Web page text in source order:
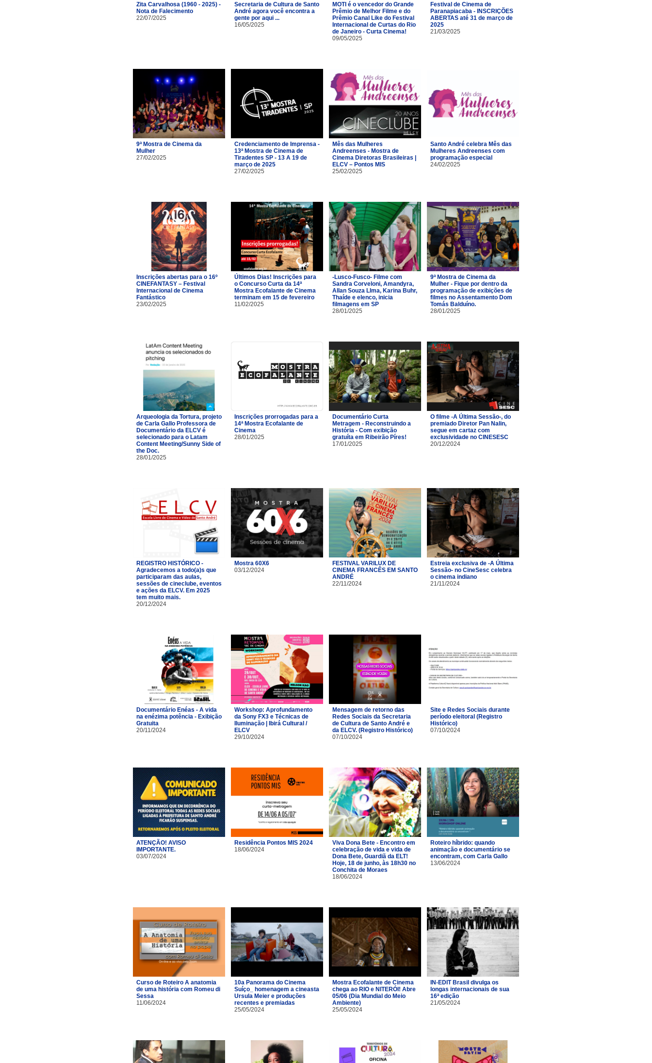
Zita Carvalhosa (1960 - 2025) -
Nota de Falecimento
22/07/2025
Secretaria de Cultura de Santo
André agora você encontra a
gente por aqui ...
16/05/2025
MOTI é o vencedor do Grande
Prêmio de Melhor Filme e do
Prêmio Canal Like do Festival
Internacional de Curtas do Rio
de Janeiro - Curta Cinema!
09/05/2025
Festival de Cinema de
Paranapiacaba - INSCRIÇÕES
ABERTAS até 31 de março de
2025
21/03/2025
9ª Mostra de Cinema da
Mulher
27/02/2025
Credenciamento de Imprensa -
13ª Mostra de Cinema de
Tiradentes SP - 13 A 19 de
março de 2025
27/02/2025
Mês das Mulheres
Andreenses - Mostra de
Cinema Diretoras Brasileiras |
ELCV – Pontos MIS
25/02/2025
Santo André celebra Mês das
Mulheres Andreenses com
programação especial
24/02/2025
Inscrições abertas para o 16º
CINEFANTASY – Festival
Internacional de Cinema
Fantástico
23/02/2025
Últimos Dias! Inscrições para
o Concurso Curta da 14ª
Mostra Ecofalante de Cinema
terminam em 15 de fevereiro
11/02/2025
-Lusco-Fusco- Filme com
Sandra Corveloni, Amandyra,
Allan Souza LIma, Karina Buhr,
Thaíde e elenco, inicia
filmagens em SP
28/01/2025
9ª Mostra de Cinema da
Mulher - Fique por dentro da
programação de exibições de
filmes no Assentamento Dom
Tomás Balduíno.
28/01/2025
Arqueologia da Tortura, projeto
de Carla Gallo Professora de
Documentário da ELCV é
selecionado para o Latam
Content Meeting/Sunny Side of
the Doc.
28/01/2025
Inscrições prorrogadas para a
14ª Mostra Ecofalante de
Cinema
28/01/2025
Documentário Curta
Metragem - Reconstruindo a
História - Com exibição
gratuíta em Ribeirão Píres!
17/01/2025
O filme -A Última Sessão-, do
premiado Diretor Pan Nalin,
segue em cartaz com
exclusividade no CINESESC
20/12/2024
REGISTRO HISTÓRICO -
Agradecemos a todo(a)s que
participaram das aulas,
sessões de cineclube, eventos
e ações da ELCV. Em 2025
tem muito mais.
20/12/2024
Mostra 60X6
03/12/2024
FESTIVAL VARILUX DE
CINEMA FRANCÊS EM SANTO
ANDRÉ
22/11/2024
Estreia exclusiva de -A Última
Sessão- no CineSesc celebra
o cinema indiano
21/11/2024
Documentário Enéas - A vida
na enézima potência - Exibição
Gratuita
20/11/2024
Workshop: Aprofundamento
da Sony FX3 e Técnicas de
Iluminação | Ibirá Cultural /
ELCV
29/10/2024
Mensagem de retorno das
Redes Sociais da Secretaria
de Cultura de Santo André e
da ELCV. (Registro Histórico)
07/10/2024
Site e Redes Sociais durante
período eleitoral (Registro
Histórico)
07/10/2024
ATENÇÃO! AVISO
IMPORTANTE.
03/07/2024
Residência Pontos MIS 2024
18/06/2024
Viva Dona Bete - Encontro em
celebração de vida e vida de
Dona Bete, Guardiã da ELT!
Hoje, 18 de junho, às 18h30 no
Conchita de Moraes
18/06/2024
Roteiro híbrido: quando
animação e documentário se
encontram, com Carla Gallo
13/06/2024
Curso de Roteiro A anatomia
de uma história com Romeu di
Sessa
11/06/2024
10a Panorama do Cinema
Suíço_ homenagem a cineasta
Ursula Meier e produções
recentes e premiadas
25/05/2024
Mostra Ecofalante de Cinema
chega ao RIO e NITERÓI! Abre
05/06 (Dia Mundial do Meio
Ambiente)
25/05/2024
IN-EDIT Brasil divulga os
longas internacionais de sua
16ª edição
21/05/2024